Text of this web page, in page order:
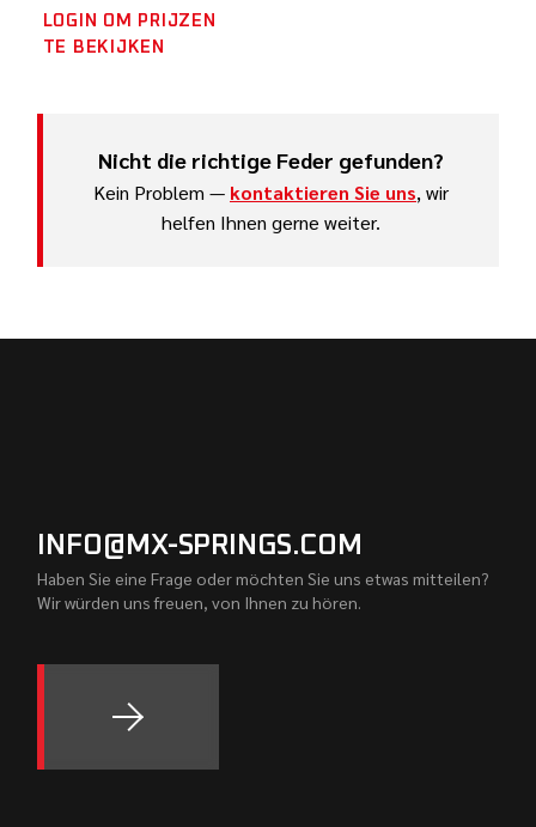
LOGIN OM PRIJZEN
TE BEKIJKEN
Nicht die richtige Feder gefunden?
Kein Problem — kontaktieren Sie uns, wir
helfen Ihnen gerne weiter.
INFO@MX-SPRINGS.COM
Haben Sie eine Frage oder möchten Sie uns etwas mitteilen?
Wir würden uns freuen, von Ihnen zu hören.